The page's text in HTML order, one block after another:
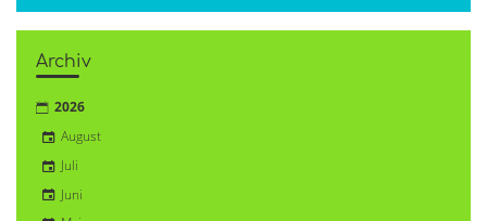
Archiv
2026
August
Juli
Juni